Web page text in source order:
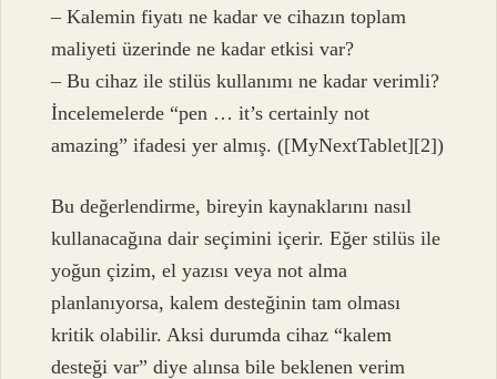
– Kalemin fiyatı ne kadar ve cihazın toplam
maliyeti üzerinde ne kadar etkisi var?
– Bu cihaz ile stilüs kullanımı ne kadar verimli?
İncelemelerde “pen … it’s certainly not
amazing” ifadesi yer almış. ([MyNextTablet][2])
Bu değerlendirme, bireyin kaynaklarını nasıl
kullanacağına dair seçimini içerir. Eğer stilüs ile
yoğun çizim, el yazısı veya not alma
planlanıyorsa, kalem desteğinin tam olması
kritik olabilir. Aksi durumda cihaz “kalem
desteği var” diye alınsa bile beklenen verim